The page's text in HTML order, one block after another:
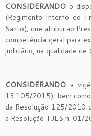
CONSIDERANDO o
(Regimento Interno do
Santo), que atribui ao
competência geral para
judiciário, na qualidade
CONSIDERANDO a
13.105/2015), bem
da Resolução 125/2010
a Resolução TJES n. 01/